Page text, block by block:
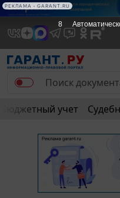
Бюджетный учет
8
РЕКЛАМА • GARANT.RU